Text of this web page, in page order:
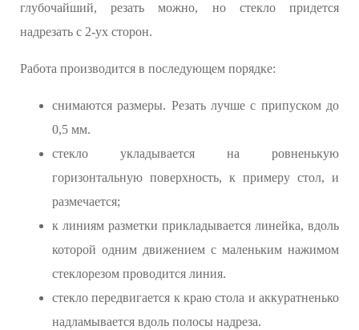
глубочайший, резать можно, но стекло придется
надрезать с 2-ух сторон.
Работа производится в последующем порядке:
снимаются размеры. Резать лучше с припуском до
0,5 мм.
стекло укладывается на ровненькую
горизонтальную поверхность, к примеру стол, и
размечается;
к линиям разметки прикладывается линейка, вдоль
которой одним движением с маленьким нажимом
стеклорезом проводится линия.
стекло передвигается к краю стола и аккуратненько
надламывается вдоль полосы надреза.